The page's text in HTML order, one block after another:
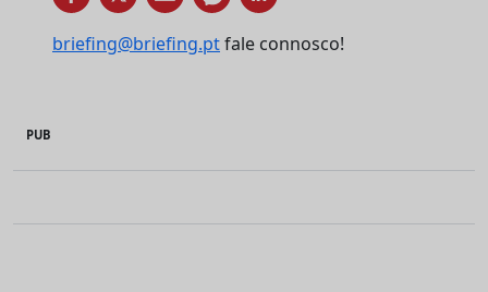
briefing@briefing.ptfale connosco!
PUB